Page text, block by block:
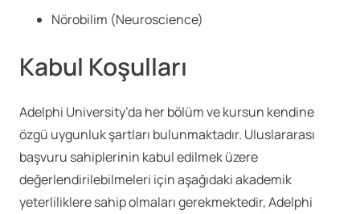
Nörobilim (Neuroscience)
Kabul Koşulları
Adelphi University’da her bölüm ve kursun kendine
özgü uygunluk şartları bulunmaktadır. Uluslararası
başvuru sahiplerinin kabul edilmek üzere
değerlendirilebilmeleri için aşağıdaki akademik
yeterliliklere sahip olmaları gerekmektedir, Adelphi